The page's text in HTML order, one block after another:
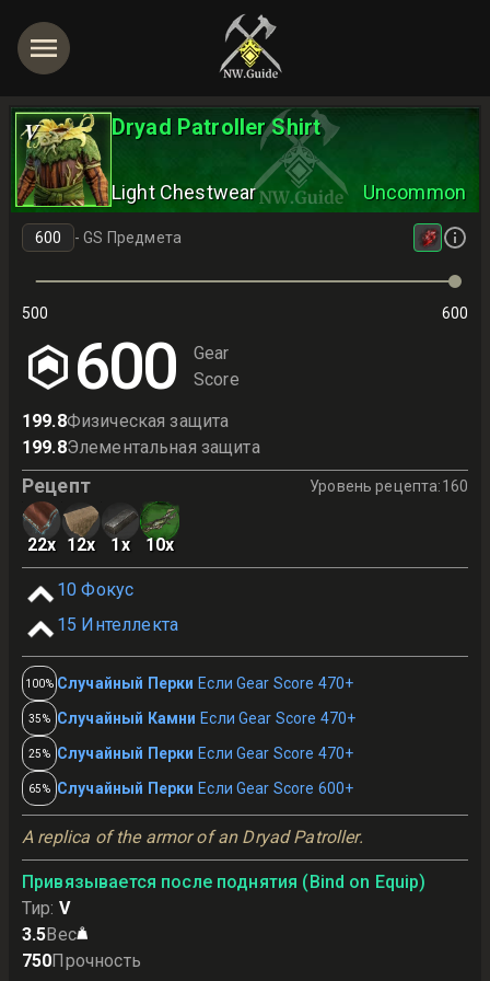
V Dryad Patroller Shirt
Light Chestwear Uncommon
-GS Предмета
500 600
600
Gear
Score
199.8Физическая защита
199.8Элементальная защита
Рецепт Уровень рецепта:160
22x 12x 1x 10x
10 Фокус
15 Интеллекта
100% Случайный Перки Если Gear Score 470+
35% Случайный Камни Если Gear Score 470+
25% Случайный Перки Если Gear Score 470+
65% Случайный Перки Если Gear Score 600+
A replica of the armor of an Dryad Patroller.
Привязывается после поднятия (Bind on Equip)
Тир: V
3.5Вес
750Прочность